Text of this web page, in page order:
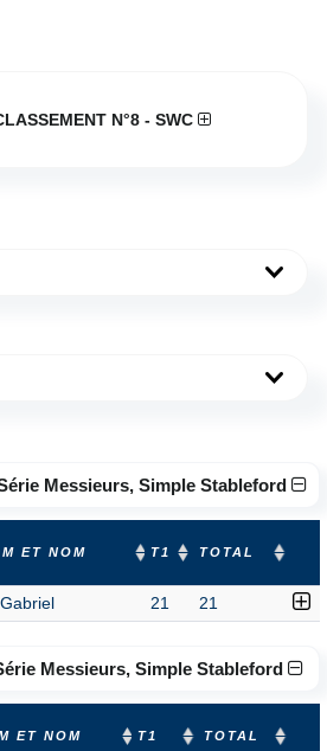
N°8 - SWC
Messieurs, Simple Stableford
ET NOM T1 TOTAL
21 21
Messieurs, Simple Stableford
ET NOM T1 TOTAL